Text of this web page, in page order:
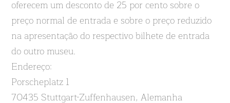
oferecem um desconto de 25 por cento sobre o
preço normal de entrada e sobre o preço reduzido
na apresentação do respectivo bilhete de entrada
do outro museu.
Endereço:
Porscheplatz 1
70435 Stuttgart-Zuffenhausen, Alemanha